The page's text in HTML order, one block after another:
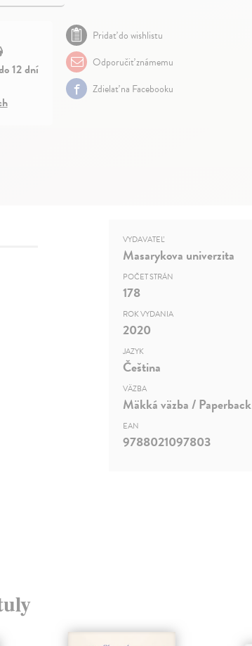
12 dní
Pridať do wishlistu
Odporučiť známemu
Zdielať na Facebooku
VYDAVATEĽ
Masarykova univerzita
POČET STRÁN
178
ROK VYDANIA
2020
JAZYK
Čeština
VÄZBA
Mäkká väzba / Paperback
EAN
9788021097803